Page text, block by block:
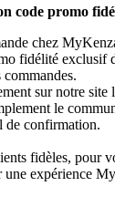
code promo
chez
fidélité exclusif
sur notre site
le
de confirmation.
fidèles, pour
expérience